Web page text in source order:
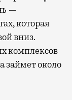
—
которая
вниз.
комплексов
займет около